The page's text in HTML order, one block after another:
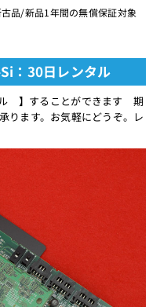
品/新品1年間の無償保証対象
：30日レンタル
】することができます 期
ります。お気軽にどうぞ。レ